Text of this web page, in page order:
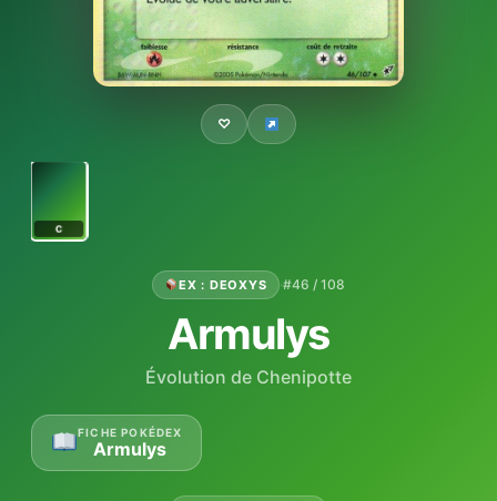
♡
C
EX : DEOXYS ·#46 / 108
Armulys
Évolution de Chenipotte
FICHE POKÉDEX
Armulys